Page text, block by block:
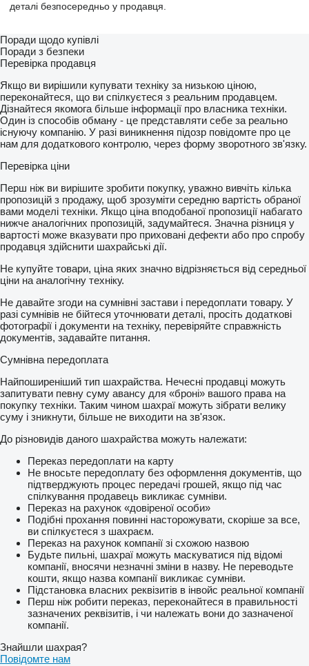
деталі безпосередньо у продавця.
Поради щодо купівлі
Поради з безпеки
Перевірка продавця
Якщо ви вирішили купувати техніку за низькою ціною,
переконайтеся, що ви спілкуєтеся з реальним продавцем.
Дізнайтеся якомога більше інформації про власника техніки.
Один із способів обману - це представляти себе за реально
існуючу компанію. У разі виникнення підозр повідомте про це
нам для додаткового контролю, через форму зворотного зв'язку.
Перевірка ціни
Перш ніж ви вирішите зробити покупку, уважно вивчіть кілька
пропозицій з продажу, щоб зрозуміти середню вартість обраної
вами моделі техніки. Якщо ціна вподобаної пропозиції набагато
нижче аналогічних пропозицій, задумайтеся. Значна різниця у
вартості може вказувати про приховані дефекти або про спробу
продавця здійснити шахрайські дії.
Не купуйте товари, ціна яких значно відрізняється від середньої
ціни на аналогічну техніку.
Не давайте згоди на сумнівні застави і передоплати товару. У
разі сумнівів не бійтеся уточнювати деталі, просіть додаткові
фотографії і документи на техніку, перевіряйте справжність
документів, задавайте питання.
Сумнівна передоплата
Найпоширеніший тип шахрайства. Нечесні продавці можуть
запитувати певну суму авансу для «броні» вашого права на
покупку техніки. Таким чином шахраї можуть зібрати велику
суму і зникнути, більше не виходити на зв'язок.
До різновидів даного шахрайства можуть належати:
Переказ передоплати на карту
Не вносьте передоплату без оформлення документів, що
підтверджують процес передачі грошей, якщо під час
спілкування продавець викликає сумніви.
Переказ на рахунок «довіреної особи»
Подібні прохання повинні насторожувати, скоріше за все,
ви спілкуєтеся з шахраєм.
Переказ на рахунок компанії зі схожою назвою
Будьте пильні, шахраї можуть маскуватися під відомі
компанії, вносячи незначні зміни в назву. Не переводьте
кошти, якщо назва компанії викликає сумніви.
Підстановка власних реквізитів в інвойс реальної компанії
Перш ніж робити переказ, переконайтеся в правильності
зазначених реквізитів, і чи належать вони до зазначеної
компанії.
Знайшли шахрая?
Повідомте нам